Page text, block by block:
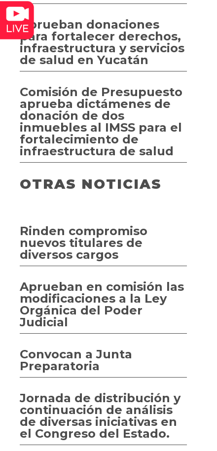
Aprueban donaciones
para fortalecer derechos,
infraestructura y servicios
de salud en Yucatán
Comisión de Presupuesto
aprueba dictámenes de
donación de dos
inmuebles al IMSS para el
fortalecimiento de
infraestructura de salud
OTRAS NOTICIAS
Rinden compromiso
nuevos titulares de
diversos cargos
Aprueban en comisión las
modificaciones a la Ley
Orgánica del Poder
Judicial
Convocan a Junta
Preparatoria
Jornada de distribución y
continuación de análisis
de diversas iniciativas en
el Congreso del Estado.